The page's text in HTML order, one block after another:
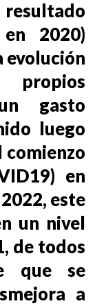
2020)
evolución
gasto
luego
en
este
un nivel
de todos
que se
a